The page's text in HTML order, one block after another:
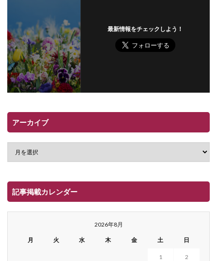
最新情報をチェックしよう！
アーカイブ
記事掲載カレンダー
2026年8月
月 火 水 木 金 土 日
1 2